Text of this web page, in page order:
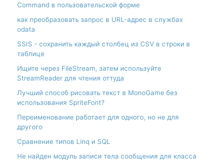
Command в пользовательской форме
как преобразовать запрос в URL-адрес в службах
odata
SSIS - сохранить каждый столбец из CSV в строки в
таблице
Ищите через FileStream, затем используйте
StreamReader для чтения оттуда
Лучший способ рисовать текст в MonoGame без
использования SpriteFont?
Переименование работает для одного, но не для
другого
Сравнение типов Linq и SQL
Не найден модуль записи тела сообщения для класса